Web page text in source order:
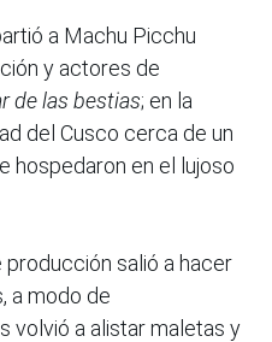
a Machu Picchu
y actores de
de las bestias; en la
del Cusco cerca de un
hospedaron en el lujoso
producción salió a hacer
a modo de
volvió a alistar maletas y